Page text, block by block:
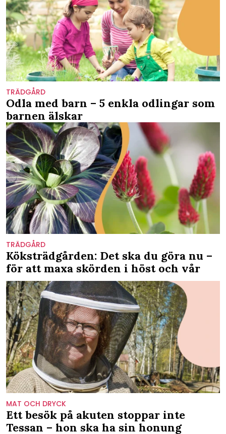
TRÄDGÅRD
Odla med barn – 5 enkla odlingar som
barnen älskar
TRÄDGÅRD
Köksträdgården: Det ska du göra nu –
för att maxa skörden i höst och vår
MAT OCH DRYCK
Ett besök på akuten stoppar inte
Tessan – hon ska ha sin honung